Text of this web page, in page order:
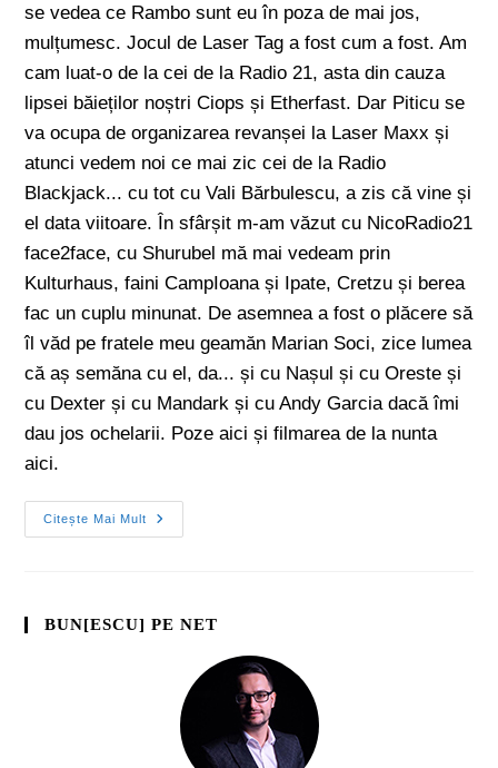
se vedea ce Rambo sunt eu în poza de mai jos,
mulțumesc. Jocul de Laser Tag a fost cum a fost. Am
cam luat-o de la cei de la Radio 21, asta din cauza
lipsei băieților noștri Ciops și Etherfast. Dar Piticu se
va ocupa de organizarea revanșei la Laser Maxx și
atunci vedem noi ce mai zic cei de la Radio
Blackjack... cu tot cu Vali Bărbulescu, a zis că vine și
el data viitoare. În sfârșit m-am văzut cu NicoRadio21
face2face, cu Shurubel mă mai vedeam prin
Kulturhaus, faini CampIoana și Ipate, Cretzu și berea
fac un cuplu minunat. De asemnea a fost o plăcere să
îl văd pe fratele meu geamăn Marian Soci, zice lumea
că aș semăna cu el, da... și cu Nașul și cu Oreste și
cu Dexter și cu Mandark și cu Andy Garcia dacă îmi
dau jos ochelarii. Poze aici și filmarea de la nunta
aici.
Citește Mai Mult
BUN[ESCU] PE NET